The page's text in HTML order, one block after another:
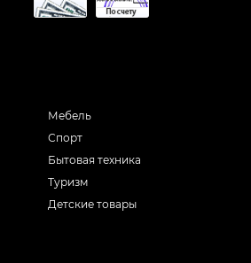
Мебель
Спорт
Бытовая техника
Туризм
Детские товары